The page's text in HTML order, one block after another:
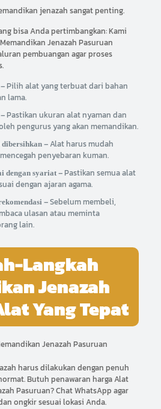
jenazah sangat penting.
bisa Anda pertimbangkan: Kami
Jenazah Pasuruan
pembuangan agar proses
Pilih alat yang terbuat dari bahan
lama.
Pastikan ukuran alat nyaman dan
pengurus yang akan memandikan.
dibersihkan– Alat harus mudah
penyebaran kuman.
dengan syariat– Pastikan semua alat
dengan ajaran agama.
– Sebelum membeli,
ulasan atau meminta
lain.
Langkah
Jenazah
Yang Tepat
harus dilakukan dengan penuh
Butuh penawaran harga Alat
Pasuruan? Chat WhatsApp agar
ongkir sesuai lokasi Anda.